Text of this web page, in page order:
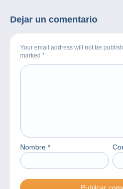
Dejar un comentario
Your email address will not be
marked *
Nombre *